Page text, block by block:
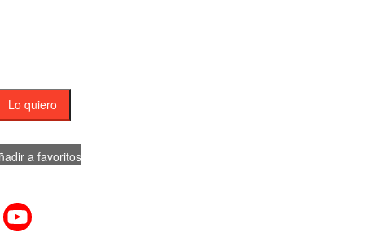
Lo quiero
a favoritos